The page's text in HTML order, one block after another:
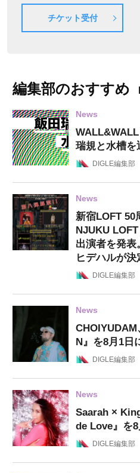
チケット受付
編集部のおすすめ
News
瑞規と水槽を
DIGLE編集部
News
新宿LOFT 50
NJUKU
出演者を発
ヒデハルが決
DIGLE編集部
News
N』を8月1日
DIGLE編集部
News
Saarah ×
de Love』を
DIGLE編集部